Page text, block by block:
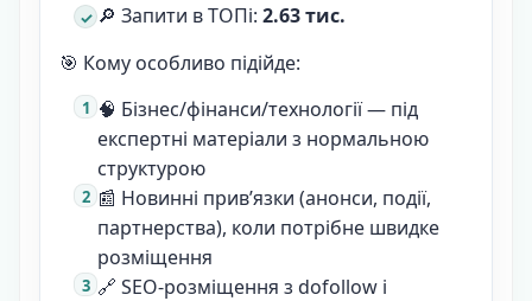
🔎 Запити в ТОПі: 2.63 тис.
🎯 Кому особливо підійде:
🧠 Бізнес/фінанси/технології — під
експертні матеріали з нормальною
структурою
📰 Новинні прив’язки (анонси, події,
партнерства), коли потрібне швидке
розміщення
🔗 SEO-розміщення з dofollow і